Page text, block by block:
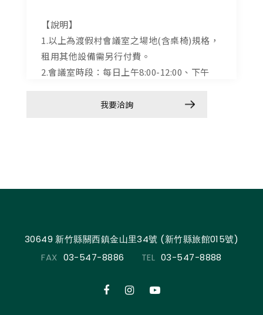
【說明】
1.以上為渡假村會議室之場地(含桌椅)規格，
租用其他設備需另行付費。
2.會議室時段：每日上午8:00-12:00、下午
3.會議室桌椅陳設方式需三天前提供，場地桌
環境相片
1.以上為渡假村會議室之場地(含桌椅)規格，
租用其他設備需另行付費。
2.會議室時段：每日上午8:00-12:00、下午
13:00-17:00、晚上18:00-21:00三個時段。
型更換需事先預約，且預留兩小時工作時間
我要洽詢
1.以上為渡假村會議室之場地(含桌椅)規格，
租用其他設備需另行付費。
2.會議室時段：每日上午8:00-12:00、下午
13:00-17:00、晚上18:00-21:00三個時段。
型更換需事先預約，且預留兩小時工作時間
我要洽詢
【說明】
1.以上為渡假村會議室之場地(含桌椅)規格，
租用其他設備需另行付費。
2.會議室時段：每日上午8:00-12:00、下午
3.會議室桌椅陳設方式需三天前提供，場地桌
我要洽詢
30649 新竹縣關西鎮金山里34號 (新竹縣旅館015號)
FAX 03-547-8886 TEL 03-547-8888